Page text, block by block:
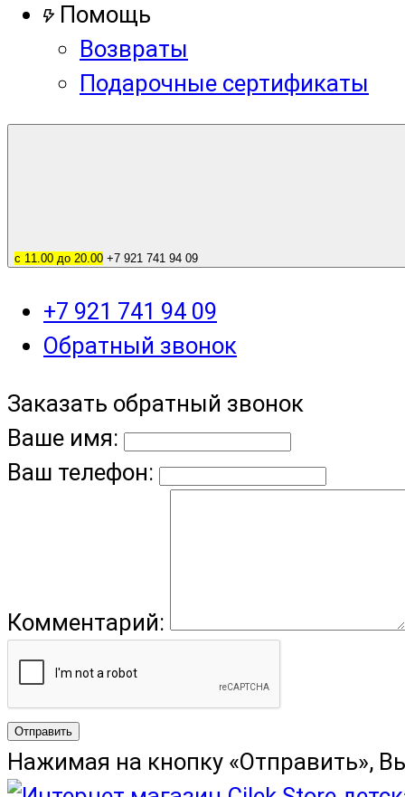
Помощь
Возвраты
Подарочные сертификаты
с 11.00 до 20.00 +7 921 741 94 09
+7 921 741 94 09
Обратный звонок
Заказать обратный звонок
Ваше имя:
Ваш телефон:
Комментарий:
Отправить
Нажимая на кнопку «Отправить»,